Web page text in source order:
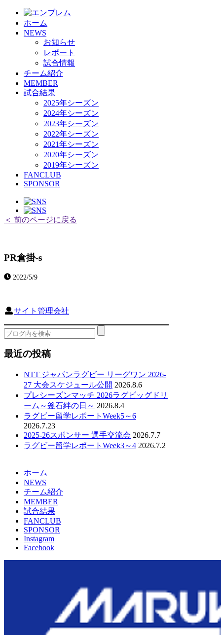
ホーム
NEWS
お知らせ
レポート
試合情報
チーム紹介
MEMBER
試合結果
2025年シーズン
2024年シーズン
2023年シーズン
2022年シーズン
2021年シーズン
2020年シーズン
2019年シーズン
FANCLUB
SPONSOR
＜ 前のページに戻る
PR倉掛-s
2022/5/9
サイト管理会社
最近の投稿
NTT ジャパンラグビー リーグワン 2026-
27 大会スケジュール公開 2026.8.6
プレシーズンマッチ 2026ラグビッグドリ
ーム～釜石絆の日～ 2026.8.4
ラグビー留学レポートWeek5～6
2026.7.23
2025-26スポンサー 選手交流会 2026.7.7
ラグビー留学レポートWeek3～4 2026.7.2
ホーム
NEWS
チーム紹介
MEMBER
試合結果
FANCLUB
SPONSOR
Instagram
Facebook
HOME
チーム紹介
選手・スタッフ紹介